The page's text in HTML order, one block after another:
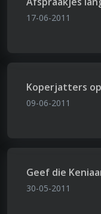
17-06-2011
Koperjatters
09-06-2011
Geef die
30-05-2011